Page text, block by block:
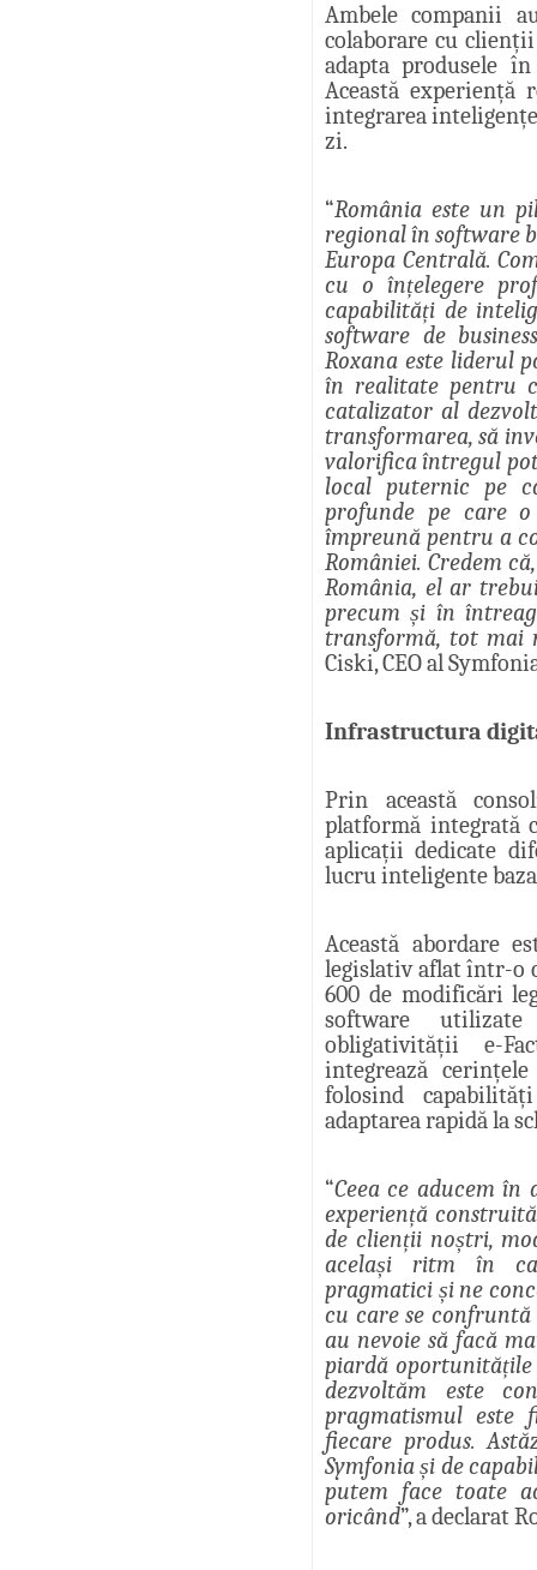
Ambele companii
colaborare cu
adapta produsele
Această experiență
integrarea
zi.
“România este un
regional în software
Europa Centrală.
cu o înțelegere
capabilități de
software de
Roxana este liderul
în realitate pentru
catalizator al
transformarea, să
valorifica întregul
local puternic pe
profunde pe care
împreună pentru a
României. Credem
România, el ar
precum și în
transformă, tot mai
Ciski, CEO al
Infrastructura
Prin această
platformă integrată
aplicații dedicate
lucru inteligente
Această abordare
legislativ aflat într-o
600 de modificări
software
obligativității e-
integrează
folosind
adaptarea rapidă la
“Ceea ce aducem în
experiență
de clienții noștri,
același ritm în
pragmatici și ne
cu care se
au nevoie să facă
piardă
dezvoltăm este
pragmatismul
fiecare produs.
Symfonia și de
putem face toate
oricând”, a declarat